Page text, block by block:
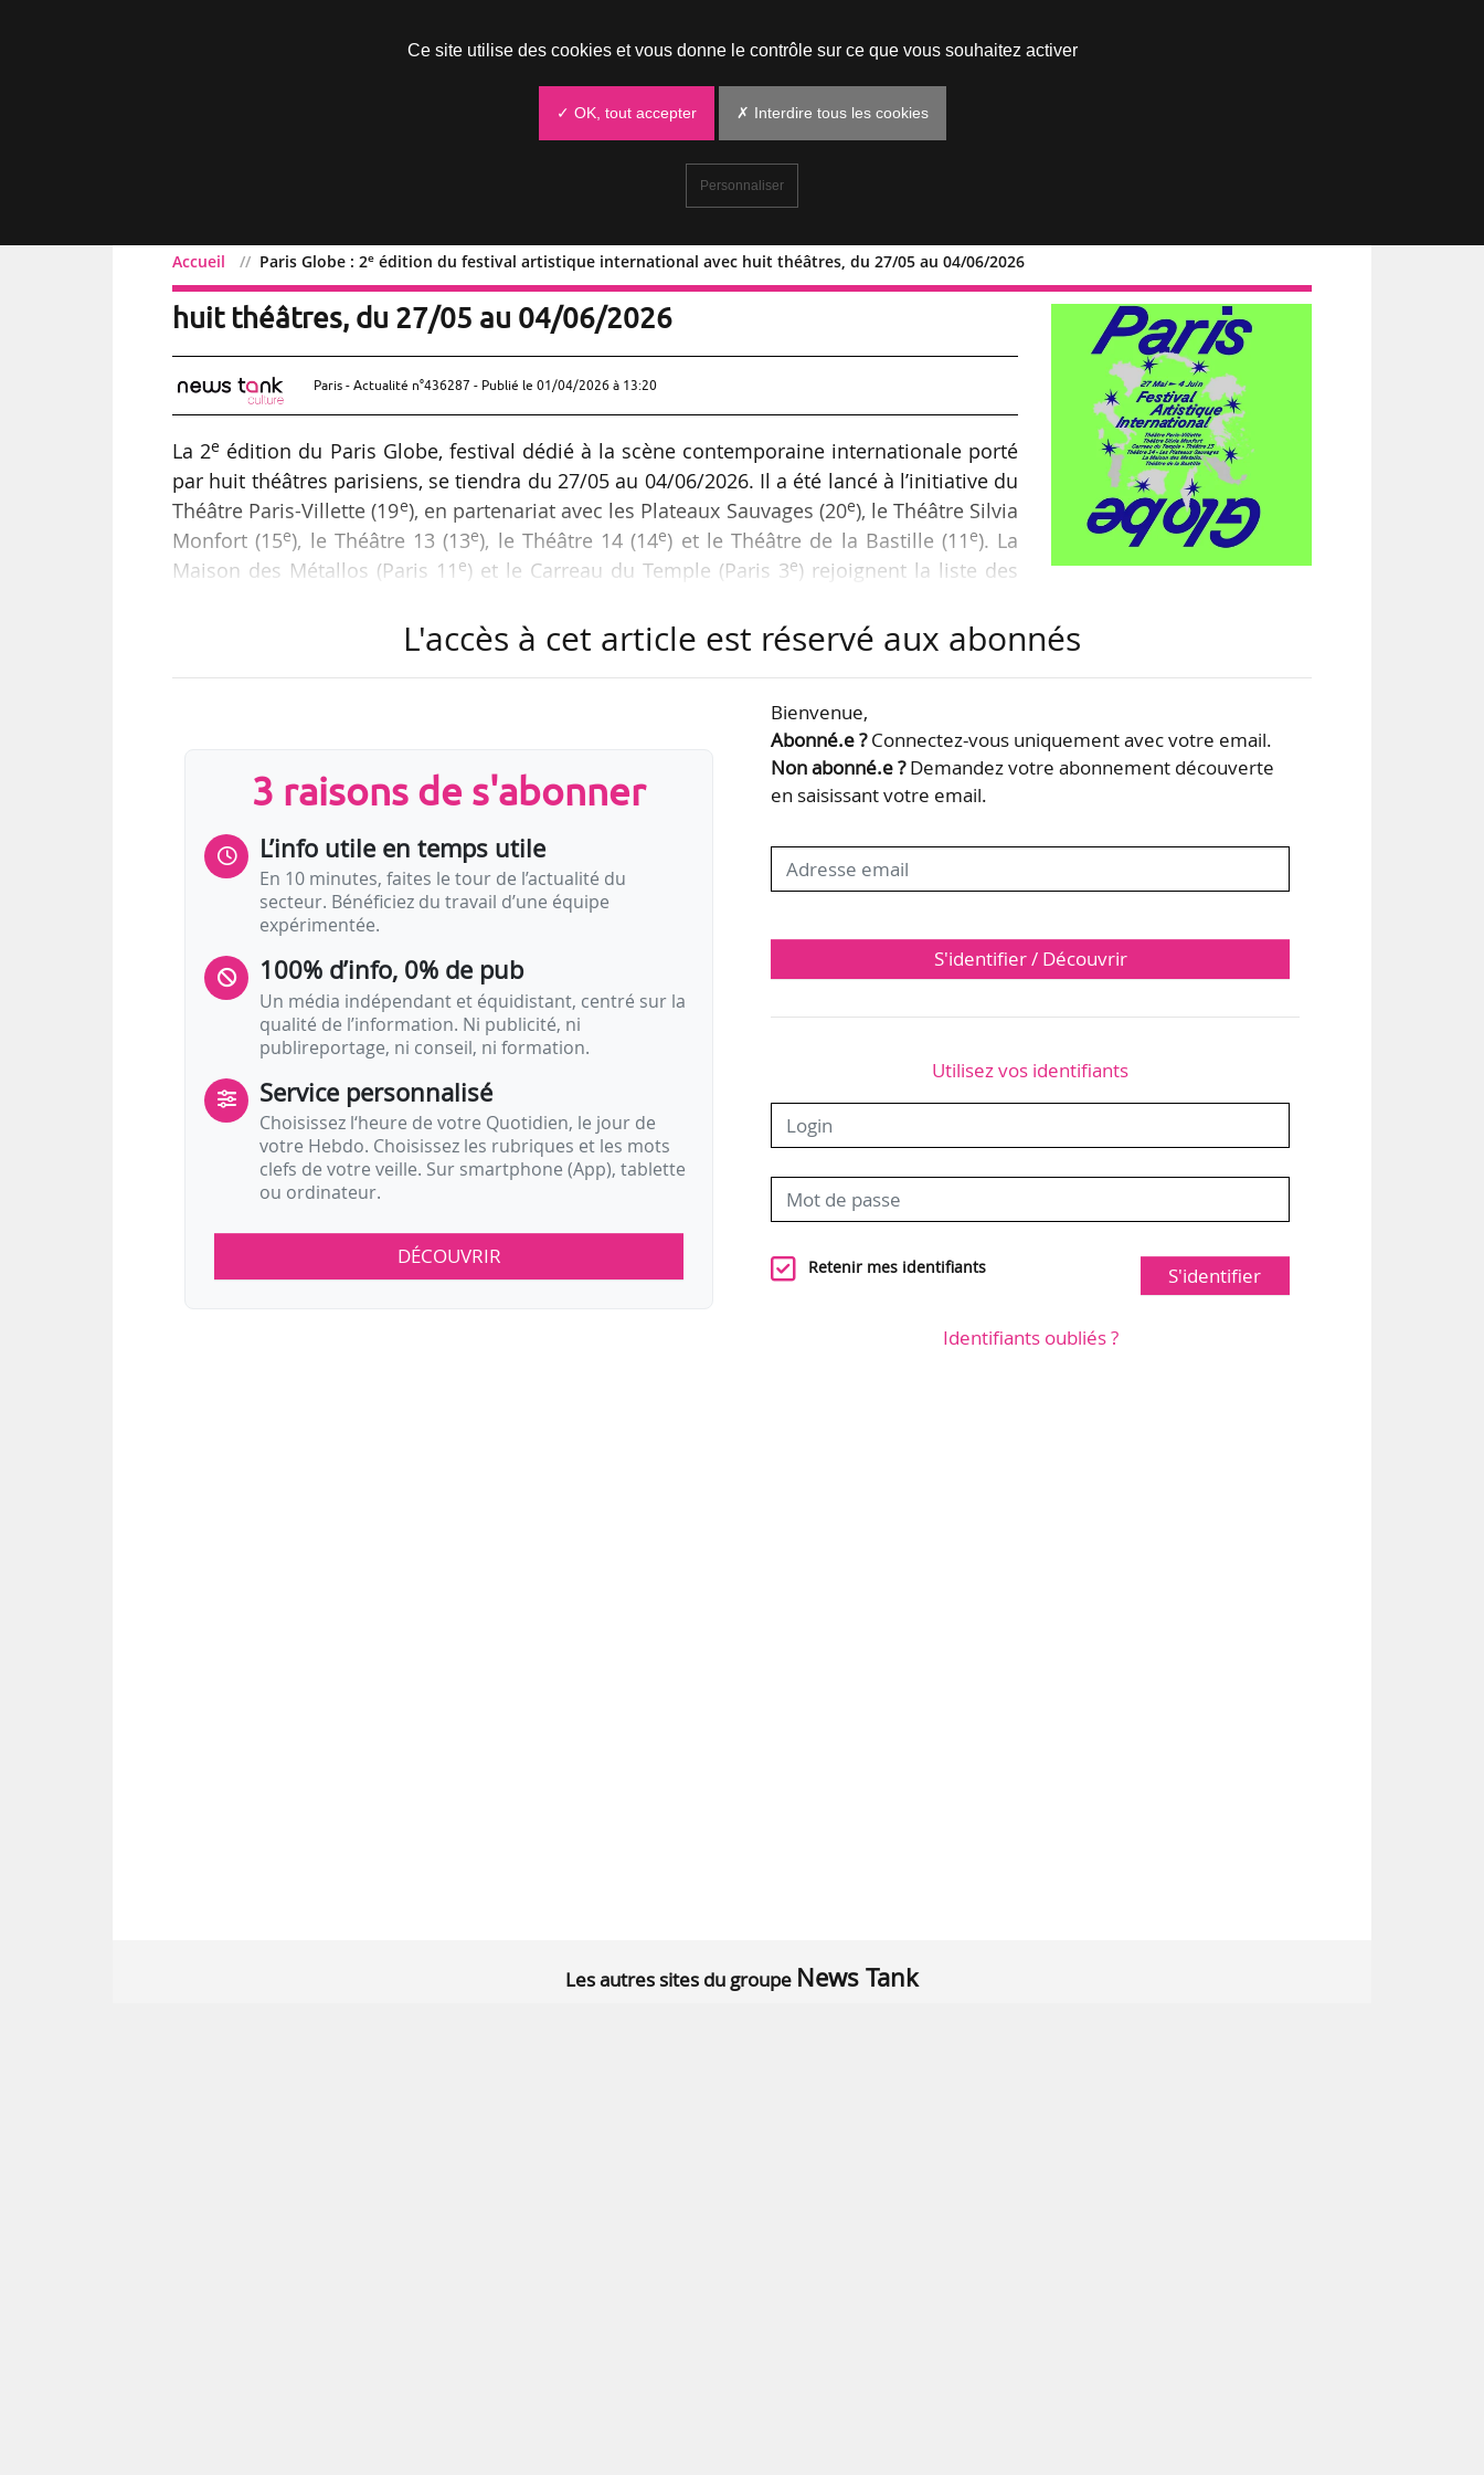
Accueil Paris Globe : 2e édition du festival artistique international avec huit théâtres, du 27/05 au 04/06/2026
Paris Globe : 2eédition du festival artistique international avec
huit théâtres, du 27/05 au 04/06/2026
Paris - Actualité n°436287 - Publié le 01/04/2026 à 13:20
La 2e édition du Paris Globe, festival dédié à la scène contemporaine internationale porté
par huit théâtres parisiens, se tiendra du 27/05 au 04/06/2026. Il a été lancé à l’initiative du
Théâtre Paris-Villette (19e), en partenariat avec les Plateaux Sauvages (20e), le Théâtre Silvia
Monfort (15e), le Théâtre 13 (13e), le Théâtre 14 (14e) et le Théâtre de la Bastille (11 e). La
Maison des Métallos (Paris 11 e) et le Carreau du Temple (Paris 3e) rejoignent la liste des
spectacle (à l’exception du « Sacre du printemps », avec trois dates prévues). Les artistes et
L'accès à cet article est réservé aux abonnés
3 raisons de s'abonner
L’info utile en temps utile
En 10 minutes, faites le tour de l’actualité du
secteur. Bénéficiez du travail d’une équipe
expérimentée.
100% d’info, 0% de pub
Un média indépendant et équidistant, centré sur la
qualité de l’information. Ni publicité, ni
publireportage, ni conseil, ni formation.
Service personnalisé
Choisissez l‘heure de votre Quotidien, le jour de
votre Hebdo. Choisissez les rubriques et les mots
clefs de votre veille. Sur smartphone (App), tablette
ou ordinateur.
DÉCOUVRIR
Bienvenue,
Abonné.e ?Connectez-vous uniquement avec votre email.
Non abonné.e ?Demandez votre abonnement découverte
en saisissant votre email.
S'identifier / Découvrir
Utilisez vos identifiants
Retenir mes identifiants S'identifier
Identifiants oubliés ?
Les autres sites du groupe News Tank
Ce site utilise des cookies et vous donne le contrôle sur ce que vous souhaitez activer
✓ OK, tout accepter ✗ Interdire tous les cookies
Personnaliser